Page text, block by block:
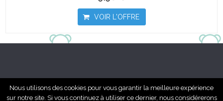
VOIR L'OFFRE
Nous utilisons des cookies pour vous garantir la meilleure expérience
sur notre site. Si vous continuez à utiliser ce dernier, nous considérerons